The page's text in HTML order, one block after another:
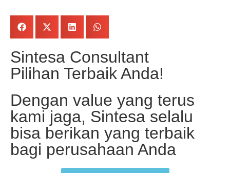
Sintesa Consultant
Pilihan Terbaik Anda!
Dengan value yang terus
kami jaga, Sintesa selalu
bisa berikan yang terbaik
bagi perusahaan Anda